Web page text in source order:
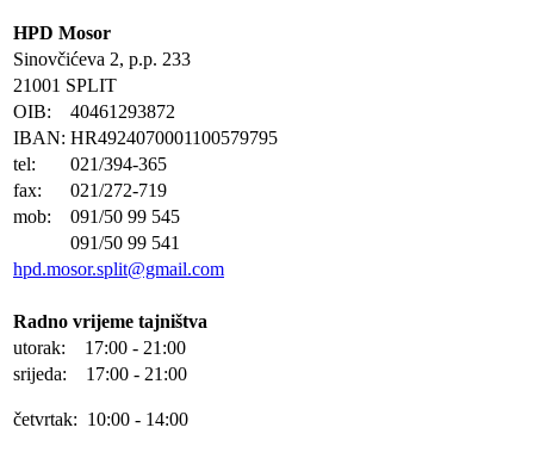
HPD Mosor
Sinovčićeva 2, p.p. 233
21001 SPLIT
OIB:
40461293872
IBAN: HR4924070001100579795
tel:
021/394-365
fax:
021/272-719
mob:
091/50 99 545
091/50 99 541
hpd.mosor.split@gmail.com
Radno vrijeme tajništva
utorak: 17:00 - 21:00
srijeda: 17:00 - 21:00
četvrtak: 10:00 - 14:00